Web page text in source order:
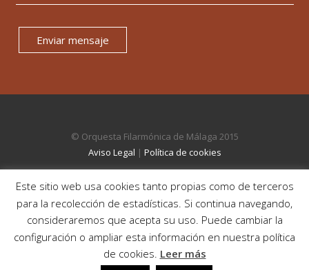
Enviar mensaje
© Orquesta Filarmónica de Málaga 2015
Aviso Legal | Política de cookies
Este sitio web usa cookies tanto propias como de terceros
para la recolección de estadísticas. Si continua navegando,
consideraremos que acepta su uso. Puede cambiar la
configuración o ampliar esta información en nuestra política
de cookies. Leer más